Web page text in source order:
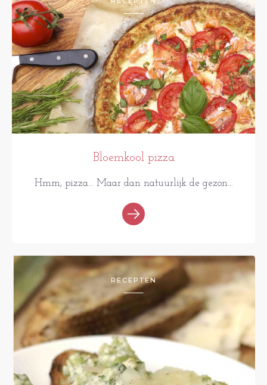
Bloemkool pizza
Hmm, pizza... Maar dan natuurlijk de gezon...
RECEPTEN